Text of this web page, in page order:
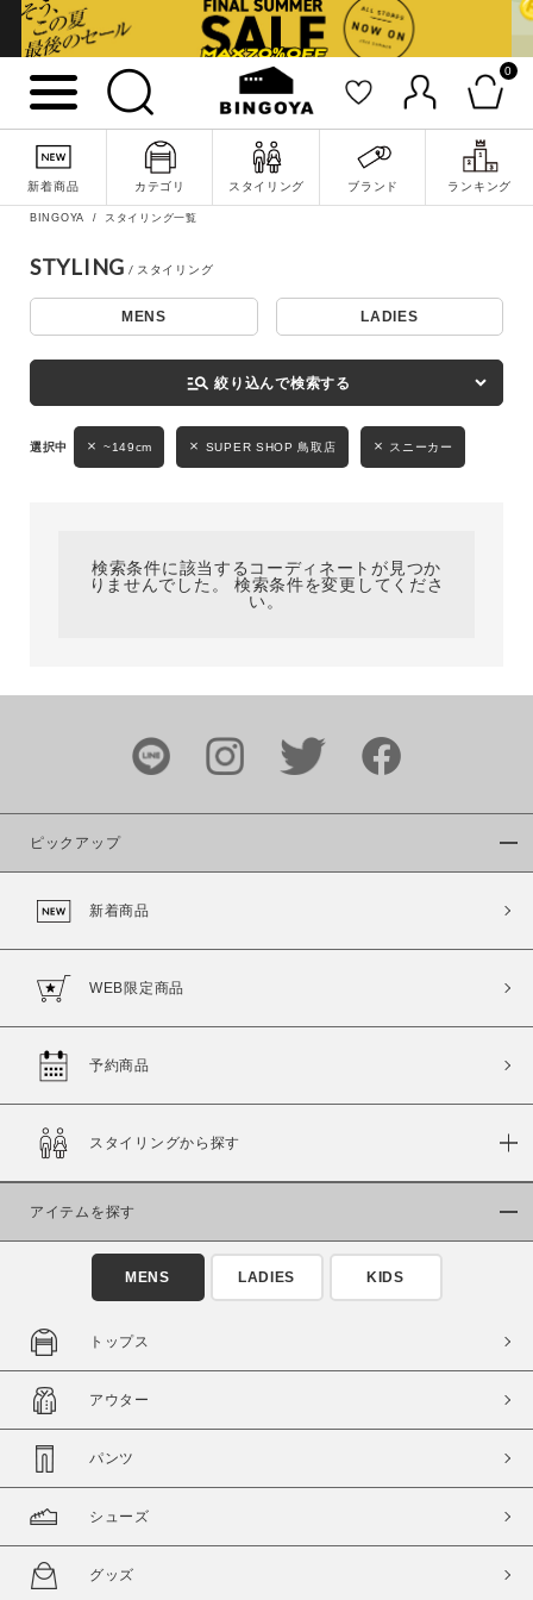
0
新着商品 カテゴリ スタイリング ブランド ランキング
詳細検索
カラー
価格
～
商品タイプ
通常商品 予約商品
在庫
在庫あり 在庫なし含む
BINGOYA スタイリング一覧
STYLING
MENS LADIES
manage_search 絞り込んで検索する
~149cm SUPER SHOP 鳥取店 スニーカー
検索条件に該当するコーディネートが見つか
りませんでした。 検索条件を変更してくださ
い。
ピックアップ
新着商品
WEB限定商品
予約商品
スタイリングから探す
アイテムを探す
MENS LADIES KIDS
トップス
アウター
パンツ
シューズ
グッズ